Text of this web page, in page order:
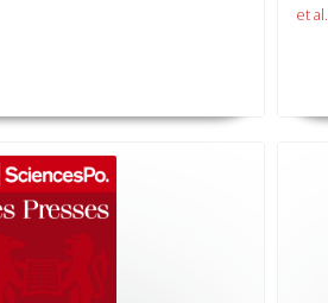
et al.